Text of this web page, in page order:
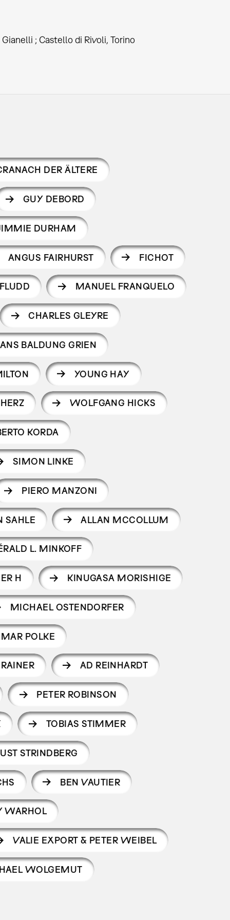
; Castello di Rivoli, Torino
DER ÄLTERE
GUY DEBORD
DURHAM
ANGUS FAIRHURST FICHOT
MANUEL FRANQUELO
CHARLES GLEYRE
BALDUNG GRIEN
YOUNG HAY
WOLFGANG HICKS
KORDA
SIMON LINKE
PIERO MANZONI
SAHLE ALLAN MCCOLLUM
L. MINKOFF
H KINUGASA MORISHIGE
MICHAEL OSTENDORFER
POLKE
AD REINHARDT
PETER ROBINSON
TOBIAS STIMMER
STRINDBERG
BEN VAUTIER
WARHOL
VALIE EXPORT & PETER WEIBEL
WOLGEMUT